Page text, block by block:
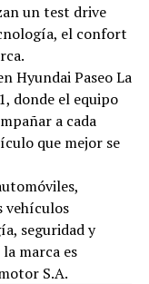
un test drive
el confort
Hyundai Paseo La
donde el equipo
a cada
que mejor se
vehículos
seguridad y
marca es
S.A.